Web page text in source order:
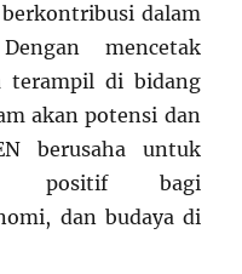
dalam
mencetak
terampil di bidang
akan potensi dan
berusaha untuk
positif bagi
dan budaya di